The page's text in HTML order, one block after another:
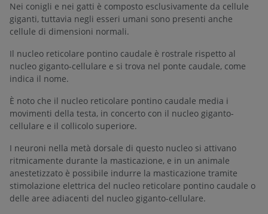
Nei conigli e nei gatti è composto esclusivamente da cellule
giganti, tuttavia negli esseri umani sono presenti anche
cellule di dimensioni normali.
Il nucleo reticolare pontino caudale è rostrale rispetto al
nucleo giganto-cellulare e si trova nel ponte caudale, come
indica il nome.
È noto che il nucleo reticolare pontino caudale media i
movimenti della testa, in concerto con il nucleo giganto-
cellulare e il collicolo superiore.
I neuroni nella metà dorsale di questo nucleo si attivano
ritmicamente durante la masticazione, e in un animale
anestetizzato è possibile indurre la masticazione tramite
stimolazione elettrica del nucleo reticolare pontino caudale o
delle aree adiacenti del nucleo giganto-cellulare.